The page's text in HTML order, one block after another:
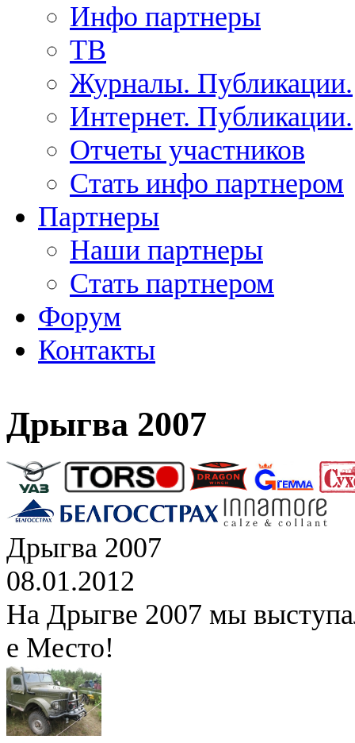
Инфо партнеры
ТВ
Журналы. Публикации.
Интернет. Публикации.
Отчеты участников
Стать инфо партнером
Партнеры
Наши партнеры
Стать партнером
Форум
Контакты
Дрыгва 2007
Дрыгва 2007
08.01.2012
На Дрыгве 2007 мы
е Место!